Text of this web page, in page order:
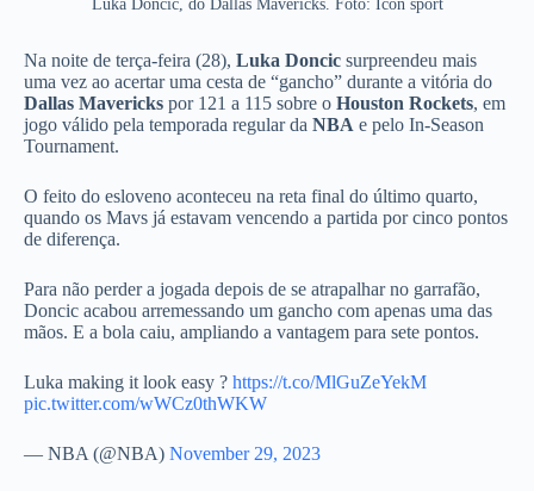
Luka Doncic, do Dallas Mavericks. Foto: Icon sport
Na noite de terça-feira (28), Luka Doncic surpreendeu mais
uma vez ao acertar uma cesta de “gancho” durante a vitória do
Dallas Mavericks por 121 a 115 sobre o Houston Rockets, em
jogo válido pela temporada regular da NBA e pelo In-Season
Tournament.
O feito do esloveno aconteceu na reta final do último quarto,
quando os Mavs já estavam vencendo a partida por cinco pontos
de diferença.
Para não perder a jogada depois de se atrapalhar no garrafão,
Doncic acabou arremessando um gancho com apenas uma das
mãos. E a bola caiu, ampliando a vantagem para sete pontos.
Luka making it look easy ? https://t.co/MlGuZeYekM
pic.twitter.com/wWCz0thWKW
— NBA (@NBA) November 29, 2023